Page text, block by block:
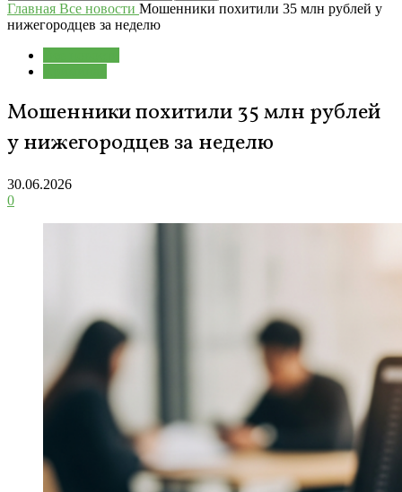
Главная Все новости Мошенники похитили 35 млн рублей у
нижегородцев за неделю
Мошенники похитили 35 млн рублей
у нижегородцев за неделю
30.06.2026
0